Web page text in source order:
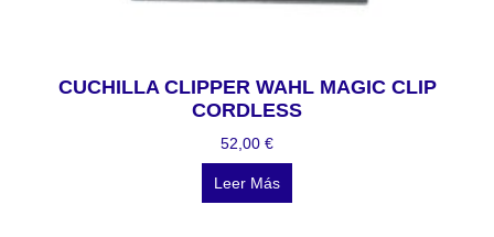
CUCHILLA CLIPPER WAHL MAGIC CLIP
CORDLESS
52,00 €
Leer Más